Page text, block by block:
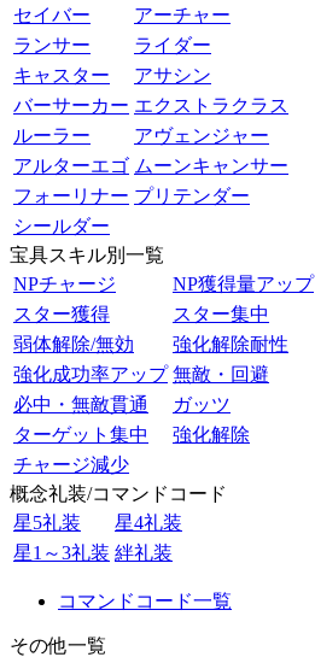
セイバー
アーチャー
ランサー
ライダー
キャスター
アサシン
バーサーカー エクストラクラス
ルーラー
アヴェンジャー
アルターエゴ ムーンキャンサー
フォーリナー プリテンダー
シールダー
宝具スキル別一覧
NPチャージ
NP獲得量アップ
スター獲得
スター集中
弱体解除/無効
強化解除耐性
強化成功率アップ 無敵・回避
必中・無敵貫通
ガッツ
ターゲット集中
強化解除
チャージ減少
概念礼装/コマンドコード
星5礼装
星4礼装
星1～3礼装 絆礼装
コマンドコード一覧
その他一覧